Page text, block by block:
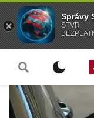
Správy
STVR